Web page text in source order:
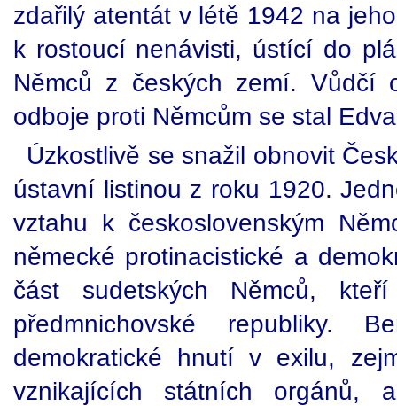
zdařilý atentát v létě 1942 na
k rostoucí nenávisti, ústící do
Němců z českých zemí. Vůdčí
odboje proti Němcům se stal
Úzkostlivě se snažil obnovit
ústavní listinou z roku 1920.
vztahu k československým
německé protinacistické a
část sudetských Němců,
předmnichovské republiky.
demokratické hnutí v exilu,
vznikajících státních